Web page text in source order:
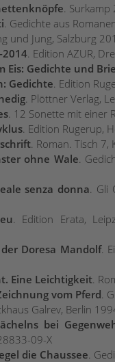
.
. Gedichte aus
und Jung, Salzburg
. Edition AZUR,
Eis: Gedichte und
Gedichte . Edition
. Plöttner Verlag,
. 12 Sonette mit
. Edition
. Roman. Tisch
ohne Wale .
senza donna .
. Edition Erata,
Doresa Mandolf.
Eine Leichtigkeit .
vom Pferd .
Galrev, Berlin
bei
09-X
die Chaussee .